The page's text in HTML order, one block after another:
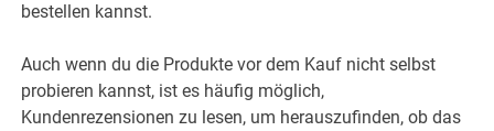
bestellen kannst.
Auch wenn du die Produkte vor dem Kauf nicht selbst
probieren kannst, ist es häufig möglich,
Kundenrezensionen zu lesen, um herauszufinden, ob das